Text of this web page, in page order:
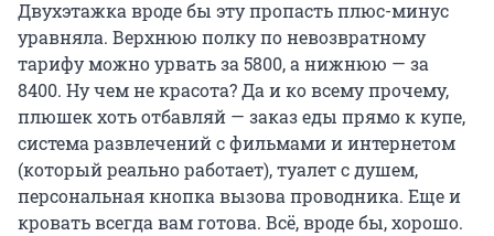
Двухэтажка вроде бы эту пропасть плюс-минус
уравняла. Верхнюю полку по невозвратному
тарифу можно урвать за 5800, а нижнюю — за
8400. Ну чем не красота? Да и ко всему прочему,
плюшек хоть отбавляй — заказ еды прямо к купе,
система развлечений с фильмами и интернетом
(который реально работает), туалет с душем,
персональная кнопка вызова проводника. Еще и
кровать всегда вам готова. Всё, вроде бы, хорошо.